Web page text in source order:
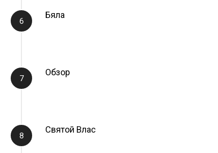
Бяла
Обзор
Святой Влас